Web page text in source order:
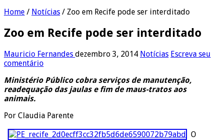
Home / Notícias / Zoo em Recife pode ser interditado
Zoo em Recife pode ser interditado
Mauricio Fernandes dezembro 3, 2014 Notícias Escreva seu
comentário
Ministério Público cobra serviços de manutenção,
readequação das jaulas e fim de maus-tratos aos
animais.
Por Claudia Parente
O